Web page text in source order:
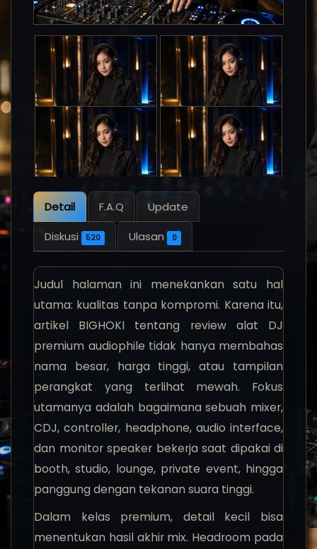
Detail F.A.Q
Update
Diskusi
520 Ulasan 0
Judul halaman ini menekankan satu hal
utama: kualitas tanpa kompromi. Karena itu,
artikel BIGHOKI tentang review alat DJ
premium audiophile tidak hanya membahas
nama besar, harga tinggi, atau tampilan
perangkat yang terlihat mewah. Fokus
utamanya adalah bagaimana sebuah mixer,
CDJ, controller, headphone, audio interface,
dan monitor speaker bekerja saat dipakai di
booth, studio, lounge, private event, hingga
panggung dengan tekanan suara tinggi.
Dalam kelas premium, detail kecil bisa
menentukan hasil akhir mix. Headroom pada